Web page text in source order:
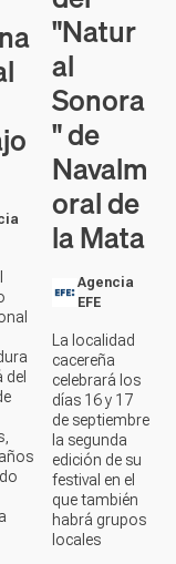
del
"Natur
al
Sonora
" de
Navalm
oral de
la Mata
EFE
cacereña
celebrará los
días 16 y 17
de septiembre
la segunda
edición de su
festival en el
que también
habrá grupos
locales